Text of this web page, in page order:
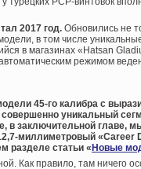
2017 год. Обновились не
в том числе
в магазинах «Hatsan
режимом
45-го калибра с
уникальный
в заключительной главе,
миллиметровый «Career
разделе статьи «Новые
Как правило, там ничего